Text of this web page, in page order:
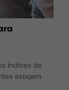
índices de
estejam